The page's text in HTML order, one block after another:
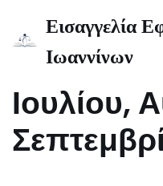
Μεταπηδήστε
Εισαγγελία
Ιωαννίνων
Ιουλίου,